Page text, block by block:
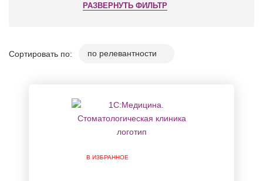
РАЗВЕРНУТЬ ФИЛЬТР
Сортировать по:
В ИЗБРАННОЕ